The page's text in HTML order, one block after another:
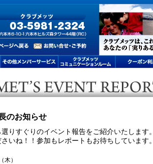
のお知らせ
りすぐりのイベント報告をご紹介いたします。
いね！！参加もレポートもお待ちしています。
木）